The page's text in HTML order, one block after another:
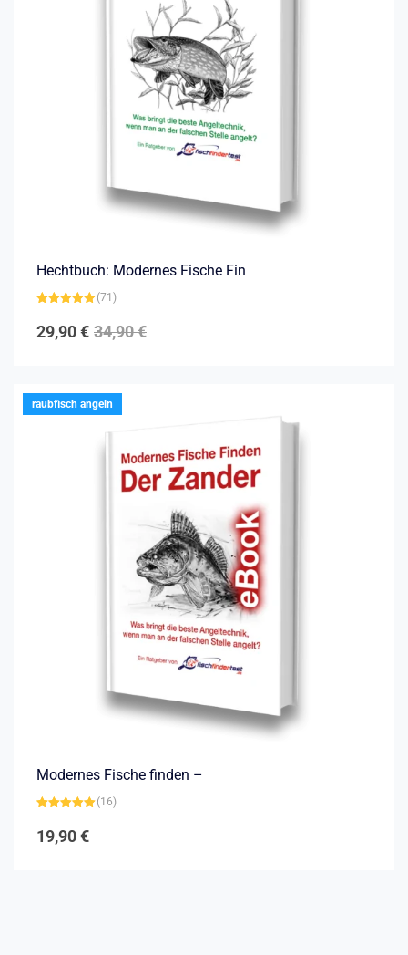
Hechtbuch: Modernes Fische Fin
4.89 von 5
(71)
34,90€
29,90€
raubfisch angeln
Modernes Fische finden –
4.94 von 5
(16)
19,90€